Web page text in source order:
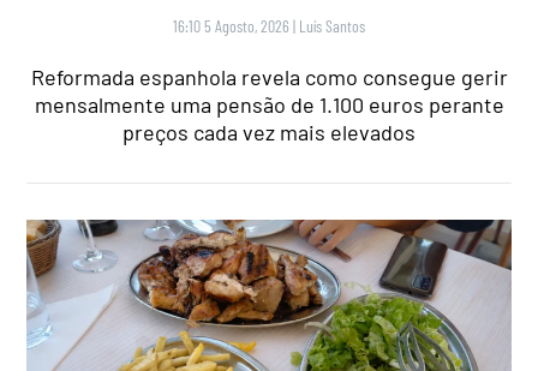
16:10 5 Agosto, 2026 | Luís Santos
Reformada espanhola revela como consegue gerir
mensalmente uma pensão de 1.100 euros perante
preços cada vez mais elevados